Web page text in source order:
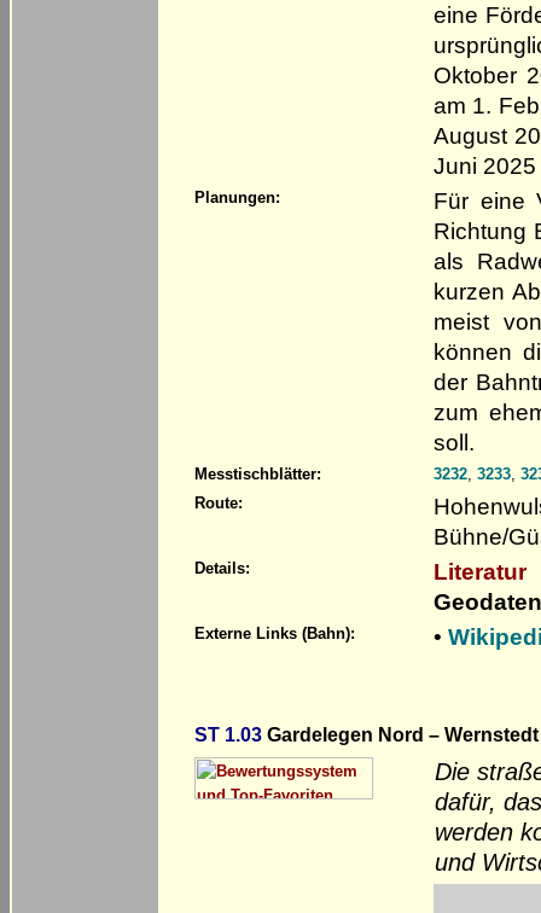
eine
Oktober
am 1.
August
Juni
Planungen:
Für eine
Richtung
als
kurzen
meist
können
der
zum
soll.
Messtischblätter: 3232 3233
Route:
Bühne/
Details:
Literatur
Externe Links (Bahn): •
ST 1.03 Gardelegen Nord – Wernstedt
Die
dafür,
werden
und